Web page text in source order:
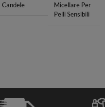
Candele
Micellare Per
Pelli Sensibili